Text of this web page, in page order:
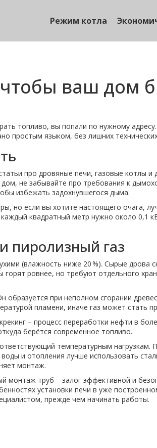
Режим котла
ваш дом
топливо, вы попали по нужному
простым языком, без лишних
про дровяные печи, газовые котлы
не забывайте про требования к
избежать задохнувшегося дыма.
но если вы хотите настоящего очага,
квадратный метр нужно около 0,1
пиролизный газ
(влажность ниже 20 %). Сырые дрова
ровнее, но требуют отдельного
при неполном сгорании
пламени, иначе газ может стать
– процесс переработки нефти в
берётся современное топливо.
температурным нагрузкам.
и отопления лучше использовать
монтаж.
труб – залог эффективной и
установки печи в уже
прежде чем начинать работы.